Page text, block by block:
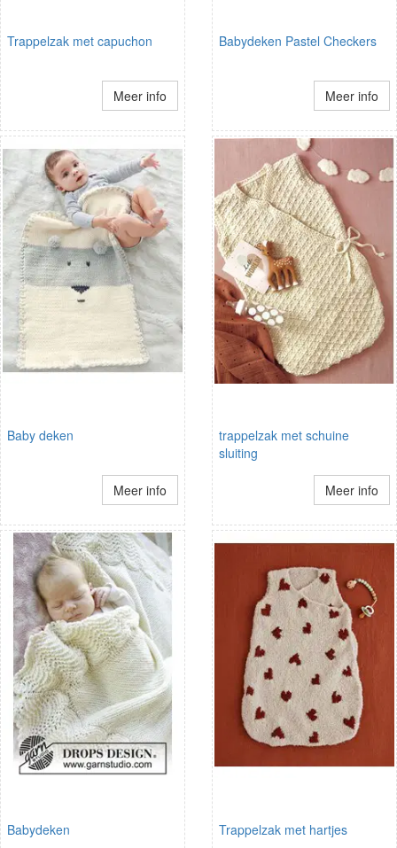
Trappelzak met capuchon
Meer info
Babydeken Pastel Checkers
Meer info
Baby deken
Meer info
trappelzak met schuine
sluiting
Meer info
Babydeken Trappelzak met hartjes